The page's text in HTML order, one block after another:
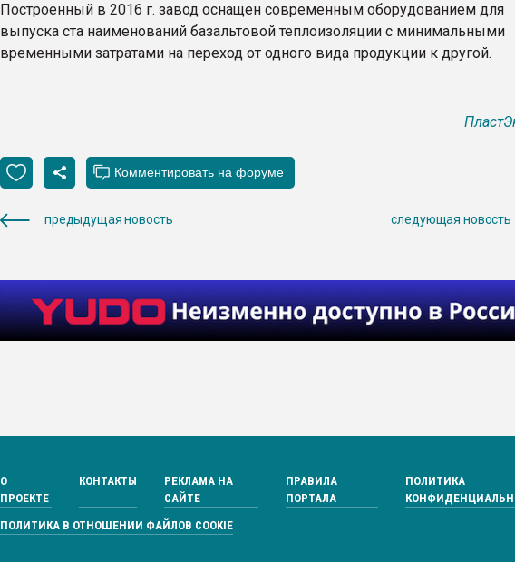
Построенный в 2016 г. завод оснащен современным оборудованием для
выпуска ста наименований базальтовой теплоизоляции с минимальными
временными затратами на переход от одного вида продукции к другой.
предыдущая новость следующая новость
О
ПРОЕКТЕ
КОНТАКТЫ
РЕКЛАМА НА
САЙТЕ
ПРАВИЛА
ПОРТАЛА
ПОЛИТИКА
ПОЛИТИКА В ОТНОШЕНИИ ФАЙЛОВ COOKIE